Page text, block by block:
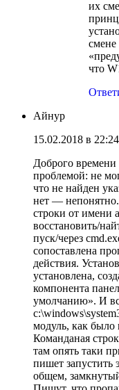
их
что
Айнур
15.02.2018 в 22:24
Доброго времени
проблемой: не
что не найден
нет —
строки от имени
восстановить/
пуск/через
сопоставлена
действия.
установлена,
компонента
умолчанию». И
модуль, как было
Команданая
там опять таки
пишет запустить
общем,